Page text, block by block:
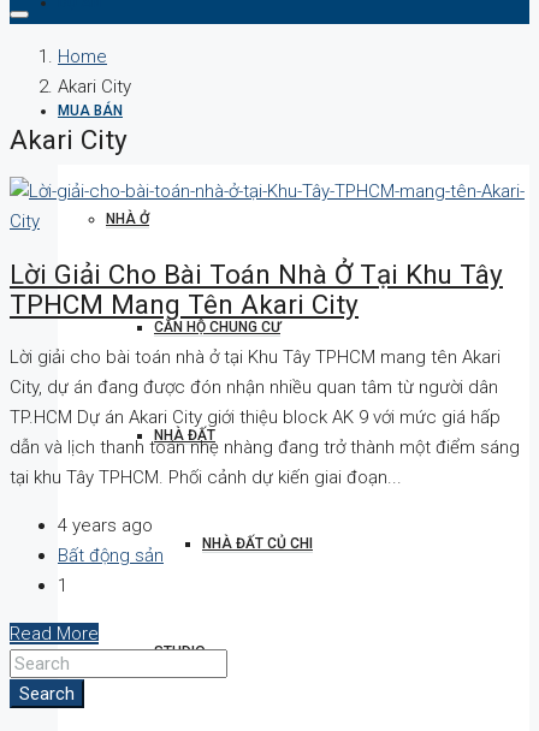
MUA BÁN
NHÀ Ở
CĂN HỘ CHUNG CƯ
NHÀ ĐẤT
NHÀ ĐẤT CỦ CHI
STUDIO
Home
Akari City
Akari City
Lời Giải Cho Bài Toán Nhà Ở Tại Khu Tây
TPHCM Mang Tên Akari City
Lời giải cho bài toán nhà ở tại Khu Tây TPHCM mang tên Akari
City, dự án đang được đón nhận nhiều quan tâm từ người dân
TP.HCM Dự án Akari City giới thiệu block AK 9 với mức giá hấp
dẫn và lịch thanh toán nhẹ nhàng đang trở thành một điểm sáng
tại khu Tây TPHCM. Phối cảnh dự kiến giai đoạn...
4 years ago
Bất động sản
1
Read More
Search